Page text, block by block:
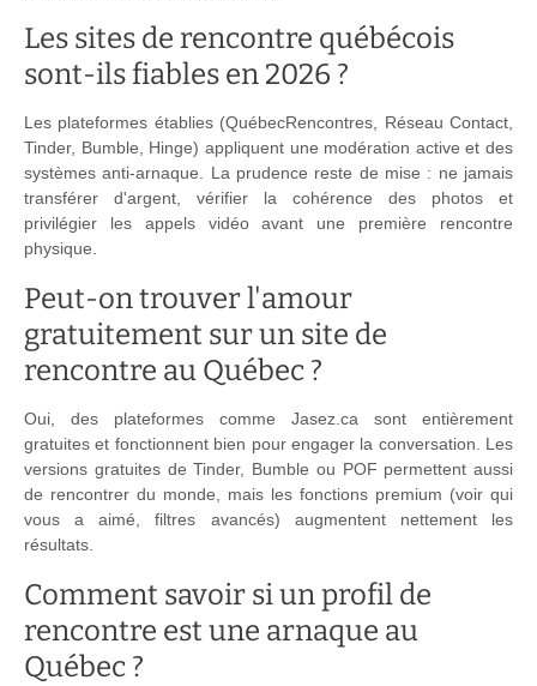
Les sites de rencontre québécois
sont-ils fiables en 2026 ?
Les plateformes établies (QuébecRencontres, Réseau Contact,
Tinder, Bumble, Hinge) appliquent une modération active et des
systèmes anti-arnaque. La prudence reste de mise : ne jamais
transférer d'argent, vérifier la cohérence des photos et
privilégier les appels vidéo avant une première rencontre
physique.
Peut-on trouver l'amour
gratuitement sur un site de
rencontre au Québec ?
Oui, des plateformes comme Jasez.ca sont entièrement
gratuites et fonctionnent bien pour engager la conversation. Les
versions gratuites de Tinder, Bumble ou POF permettent aussi
de rencontrer du monde, mais les fonctions premium (voir qui
vous a aimé, filtres avancés) augmentent nettement les
résultats.
Comment savoir si un profil de
rencontre est une arnaque au
Québec ?